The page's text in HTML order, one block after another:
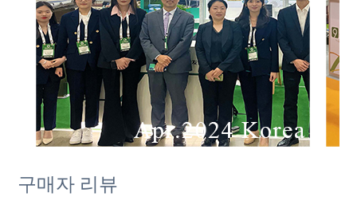
구매자 리뷰